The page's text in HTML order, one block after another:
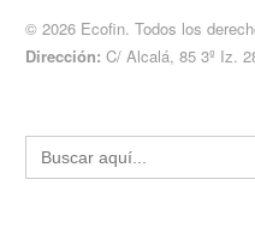
© 2026 Ecofin. Todos los
Dirección: C/ Alcalá, 85 3º Iz.
Buscar: